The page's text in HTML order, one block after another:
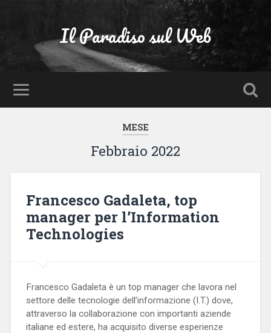
Il Paradiso sul Web
MESE
Febbraio 2022
Francesco Gadaleta, top
manager per l’Information
Technologies
Francesco Gadaleta è un top manager che lavora nel
settore delle tecnologie dell’informazione (I.T.) dove,
attraverso la collaborazione con importanti aziende
italiane ed estere, ha acquisito diverse esperienze